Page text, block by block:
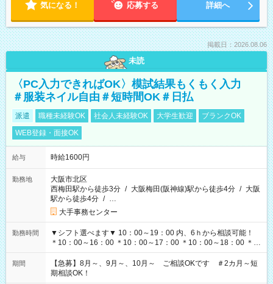
気になる！ 応募する 詳細へ
掲載日：2026.08.06
未読
〈PC入力できればOK〉模試結果もくもく入力
＃服装ネイル自由＃短時間OK＃日払
派遣 職種未経験OK 社会人未経験OK 大学生歓迎
ブランクOK
WEB登録・面接OK
給与 時給1600円
勤務地
大阪市北区
西梅田駅から徒歩3分 / 大阪梅田(阪神線)駅から徒歩4分 / 大阪
駅から徒歩4分 / …
大手事務センター
勤務時間
▼シフト選べます▼ 10：00～19：00 内、6ｈから相談可能！
＊10：00～16：00 ＊10：00～17：00 ＊10：00～18：00 ＊
11：00～19：00 ＊12：00～19：00 ＊13：00～19：00
期間
【急募】8月～、9月～、10月～ ご相談OKです ＃2カ月～短
期相談OK！